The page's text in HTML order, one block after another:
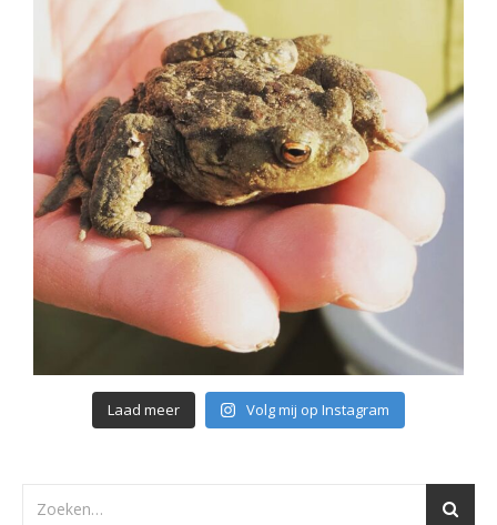
Laad meer Volg mij op Instagram